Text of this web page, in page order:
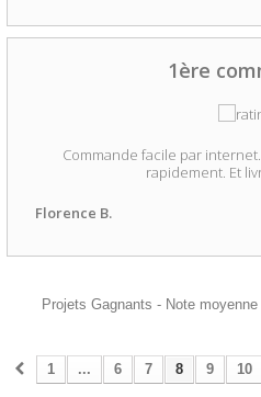
1ère
Commande facile par
rapidement. Et
Florence B.
Projets Gagnants - Note moyenne
1 ... 6 7 8 9 10